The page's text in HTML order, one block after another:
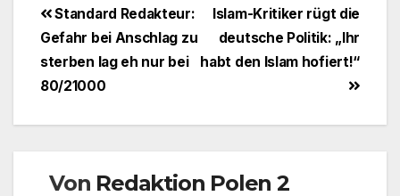
Beitragsnavigation
Islam-Kritiker rügt die
deutsche Politik: „Ihr
habt den Islam hofiert!“
Standard Redakteur:
Gefahr bei Anschlag zu
sterben lag eh nur bei
80/21000
Von Redaktion Polen 2